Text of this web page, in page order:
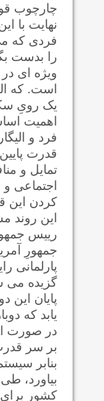
چارچوب
نهایت با
فردی که
را بدست
ویژه ای
است. که
یک رویِ
اهمیت
فرد و
قدرت
تمایل و
اجتماعی و
کردن این
این روند
رییس
جمهورِ
پارلمانی
گزیده می
پایان این
یابد که
در صورت
بر سر
بنابر
بیاورد،
کشور